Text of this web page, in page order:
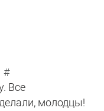
#
Все
молодцы!